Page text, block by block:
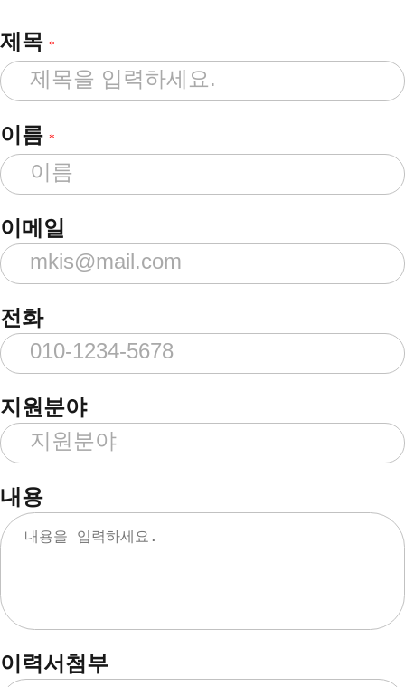
제목 *
이름 *
이메일
전화
지원분야
내용
이력서첨부